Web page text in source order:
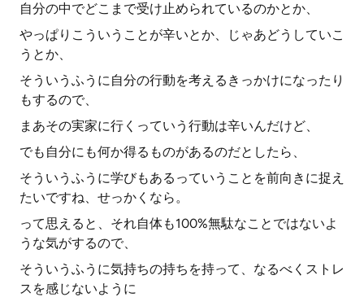
自分の中でどこまで受け止められているのかとか、
やっぱりこういうことが辛いとか、じゃあどうしていこ
うとか、
そういうふうに自分の行動を考えるきっかけになったり
もするので、
まあその実家に行くっていう行動は辛いんだけど、
でも自分にも何か得るものがあるのだとしたら、
そういうふうに学びもあるっていうことを前向きに捉え
たいですね、せっかくなら。
って思えると、それ自体も100%無駄なことではないよ
うな気がするので、
そういうふうに気持ちの持ちを持って、なるべくストレ
スを感じないように